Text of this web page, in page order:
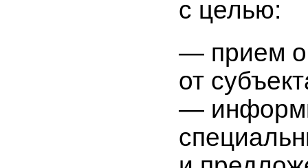
с целью:
— прием
от
—